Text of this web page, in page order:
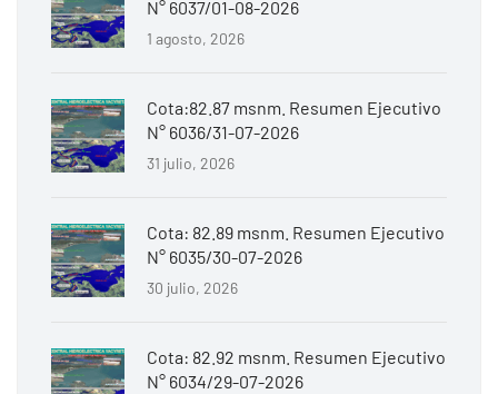
N° 6037/01-08-2026
1 agosto, 2026
Cota:82.87 msnm. Resumen Ejecutivo
N° 6036/31-07-2026
31 julio, 2026
Cota: 82.89 msnm. Resumen Ejecutivo
N° 6035/30-07-2026
30 julio, 2026
Cota: 82.92 msnm. Resumen Ejecutivo
N° 6034/29-07-2026